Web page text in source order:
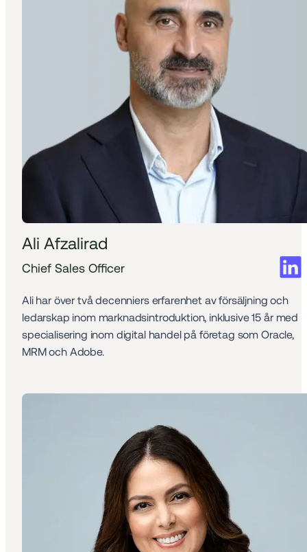
Ali Afzalirad
Chief Sales Officer
Ali har över två decenniers erfarenhet av försäljning och
ledarskap inom marknadsintroduktion, inklusive 15 år med
specialisering inom digital handel på företag som Oracle,
MRM och Adobe.